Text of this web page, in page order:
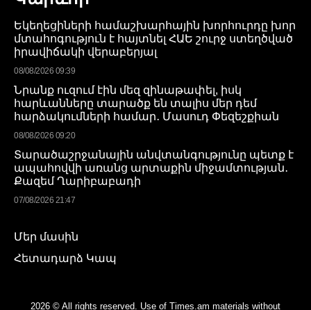
Եկեղեցիների համաշխարհային խորհուրդը խոր
մտահոգություն է հայտնել ՀԱԵ շուրջ ստեղծված
իրավիճակի վերաբերյալ
08/08/2026 09:39
Նրանք ուզում էին մեզ զինաթափել, իսկ
հարևանները տարածք են տալիս մեր դեմ
հարձակումների համար․ Մասուդ Փեզեշքիան
08/08/2026 09:20
Տարածաշրջանային անվտանգությունը պետք է
ապահովվի առանց արտաքին միջամտության․
Քազեմ Ղարիբաբադի
07/08/2026 21:47
Մեր մասին
Հետադարձ Կապ
2026 © All rights reserved. Use of Times.am materials without